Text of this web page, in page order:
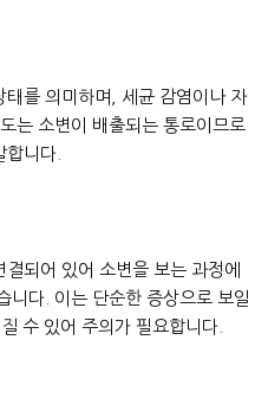
를 의미하며, 세균 감염이나 자
는 소변이 배출되는 통로이므로
니다.
되어 있어 소변을 보는 과정에
니다. 이는 단순한 증상으로 보일
수 있어 주의가 필요합니다.